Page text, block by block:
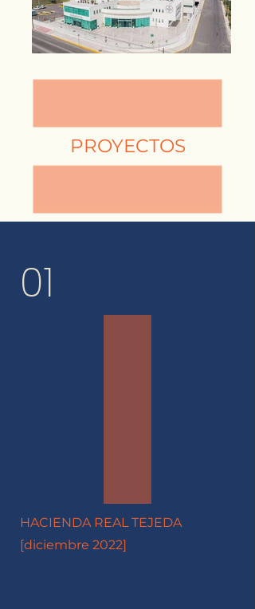
PROYECTOS
01
HACIENDA REAL TEJEDA
[diciembre 2022]